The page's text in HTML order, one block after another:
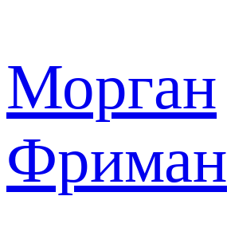
Морган
Фриман